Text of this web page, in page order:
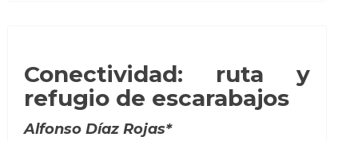
Conectividad: ruta y
refugio de escarabajos
Alfonso Díaz Rojas*